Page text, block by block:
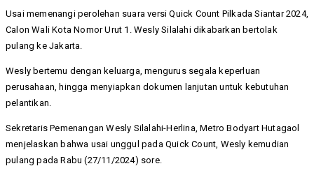
Usai memenangi perolehan suara versi Quick Count Pilkada Siantar 2024,
Calon Wali Kota Nomor Urut 1. Wesly Silalahi dikabarkan bertolak
pulang ke Jakarta.
Wesly bertemu dengan keluarga, mengurus segala keperluan
perusahaan, hingga menyiapkan dokumen lanjutan untuk kebutuhan
pelantikan.
Sekretaris Pemenangan Wesly Silalahi-Herlina, Metro Bodyart Hutagaol
menjelaskan bahwa usai unggul pada Quick Count, Wesly kemudian
pulang pada Rabu (27/11/2024) sore.